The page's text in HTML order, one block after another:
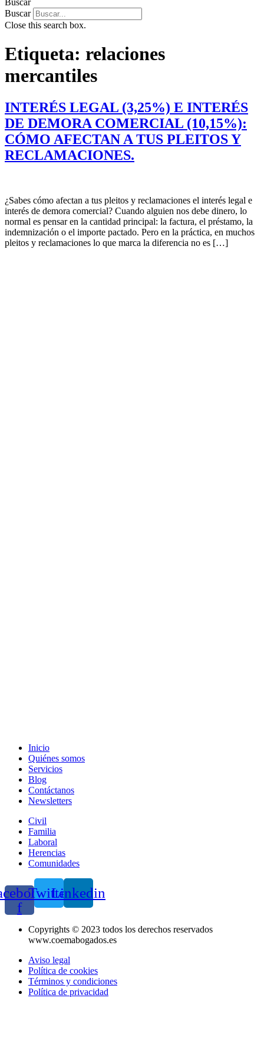
Buscar
Buscar
Close this search box.
Etiqueta: relaciones
mercantiles
INTERÉS LEGAL (3,25%) E INTERÉS
DE DEMORA COMERCIAL (10,15%):
CÓMO AFECTAN A TUS PLEITOS Y
RECLAMACIONES.
¿Sabes cómo afectan a tus pleitos y reclamaciones el interés legal e
interés de demora comercial? Cuando alguien nos debe dinero, lo
normal es pensar en la cantidad principal: la factura, el préstamo, la
indemnización o el importe pactado. Pero en la práctica, en muchos
pleitos y reclamaciones lo que marca la diferencia no es […]
Inicio
Quiénes somos
Servicios
Blog
Contáctanos
Newsletters
Civil
Familia
Laboral
Herencias
Comunidades
f
TwitterLinkedin
Copyrights © 2023 todos los derechos reservados
www.coemabogados.es
Aviso legal
Política de cookies
Términos y condiciones
Política de privacidad